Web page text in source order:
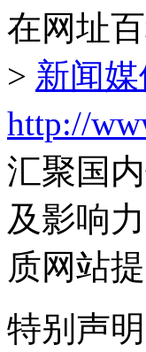
在网址
> 新闻
http://
汇聚国
及影响
质网站
特别声明